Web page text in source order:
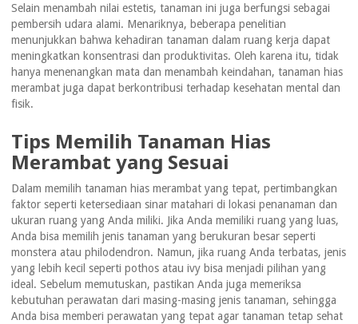
Selain menambah nilai estetis, tanaman ini juga berfungsi sebagai
pembersih udara alami. Menariknya, beberapa penelitian
menunjukkan bahwa kehadiran tanaman dalam ruang kerja dapat
meningkatkan konsentrasi dan produktivitas. Oleh karena itu, tidak
hanya menenangkan mata dan menambah keindahan, tanaman hias
merambat juga dapat berkontribusi terhadap kesehatan mental dan
fisik.
Tips Memilih Tanaman Hias
Merambat yang Sesuai
Dalam memilih tanaman hias merambat yang tepat, pertimbangkan
faktor seperti ketersediaan sinar matahari di lokasi penanaman dan
ukuran ruang yang Anda miliki. Jika Anda memiliki ruang yang luas,
Anda bisa memilih jenis tanaman yang berukuran besar seperti
monstera atau philodendron. Namun, jika ruang Anda terbatas, jenis
yang lebih kecil seperti pothos atau ivy bisa menjadi pilihan yang
ideal. Sebelum memutuskan, pastikan Anda juga memeriksa
kebutuhan perawatan dari masing-masing jenis tanaman, sehingga
Anda bisa memberi perawatan yang tepat agar tanaman tetap sehat